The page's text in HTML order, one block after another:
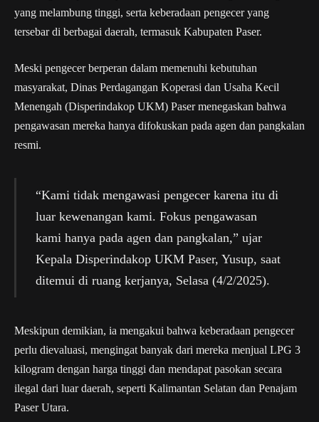
yang melambung tinggi, serta keberadaan pengecer yang
tersebar di berbagai daerah, termasuk Kabupaten Paser.
Meski pengecer berperan dalam memenuhi kebutuhan
masyarakat, Dinas Perdagangan Koperasi dan Usaha Kecil
Menengah (Disperindakop UKM) Paser menegaskan bahwa
pengawasan mereka hanya difokuskan pada agen dan pangkalan
resmi.
“Kami tidak mengawasi pengecer karena itu di
luar kewenangan kami. Fokus pengawasan
kami hanya pada agen dan pangkalan,” ujar
Kepala Disperindakop UKM Paser, Yusup, saat
ditemui di ruang kerjanya, Selasa (4/2/2025).
Meskipun demikian, ia mengakui bahwa keberadaan pengecer
perlu dievaluasi, mengingat banyak dari mereka menjual LPG 3
kilogram dengan harga tinggi dan mendapat pasokan secara
ilegal dari luar daerah, seperti Kalimantan Selatan dan Penajam
Paser Utara.